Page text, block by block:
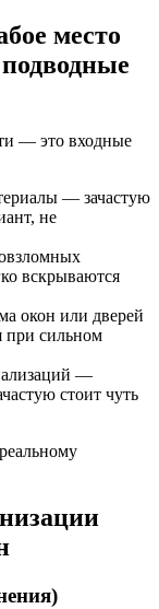
место
— это входные
— зачастую
не
вскрываются
окон или дверей
при сильном
—
стоит чуть